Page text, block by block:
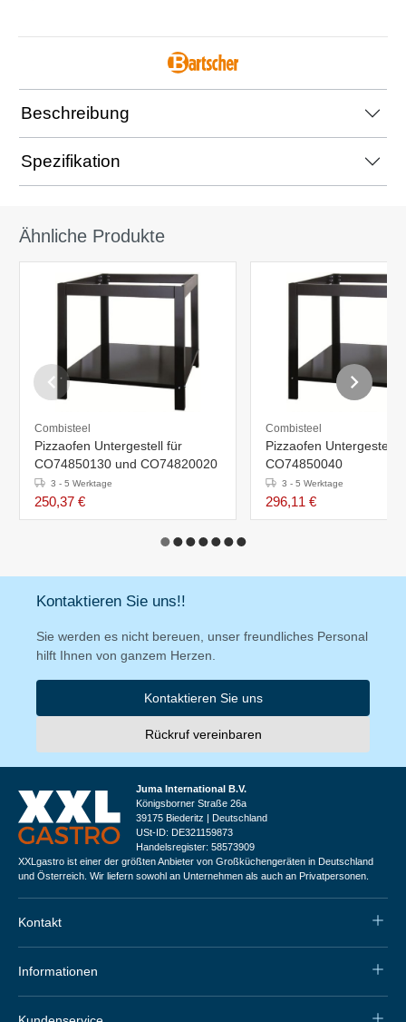
Beschreibung
Spezifikation
Ähnliche Produkte
Combisteel
Pizzaofen Untergestell für
CO74850130 und CO74820020
3 - 5 Werktage
250,37 €
Combisteel
Pizzaofen Untergestell
CO74850040
3 - 5 Werktage
296,11 €
Kontaktieren Sie uns!!
Sie werden es nicht bereuen, unser freundliches Personal
hilft Ihnen von ganzem Herzen.
Kontaktieren Sie uns
Rückruf vereinbaren
Juma International B.V.
Königsborner Straße 26a
39175 Biederitz | Deutschland
USt-ID: DE321159873
Handelsregister: 58573909
XXLgastro ist einer der größten Anbieter von Großküchengeräten in Deutschland
und Österreich. Wir liefern sowohl an Unternehmen als auch an Privatpersonen.
Kontakt
Informationen